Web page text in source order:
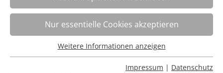
ADHS. Aufmerksamkeitsdefizit-Hyperaktivitätsstörung
261101
Mo.16.11.2026, 9.00 Uhr
Nur essentielle Cookies akzeptieren
Essentielle Cookies werden für grundlegende Funktionen
Weitere Informationen anzeigen
Impressum | Datenschutz